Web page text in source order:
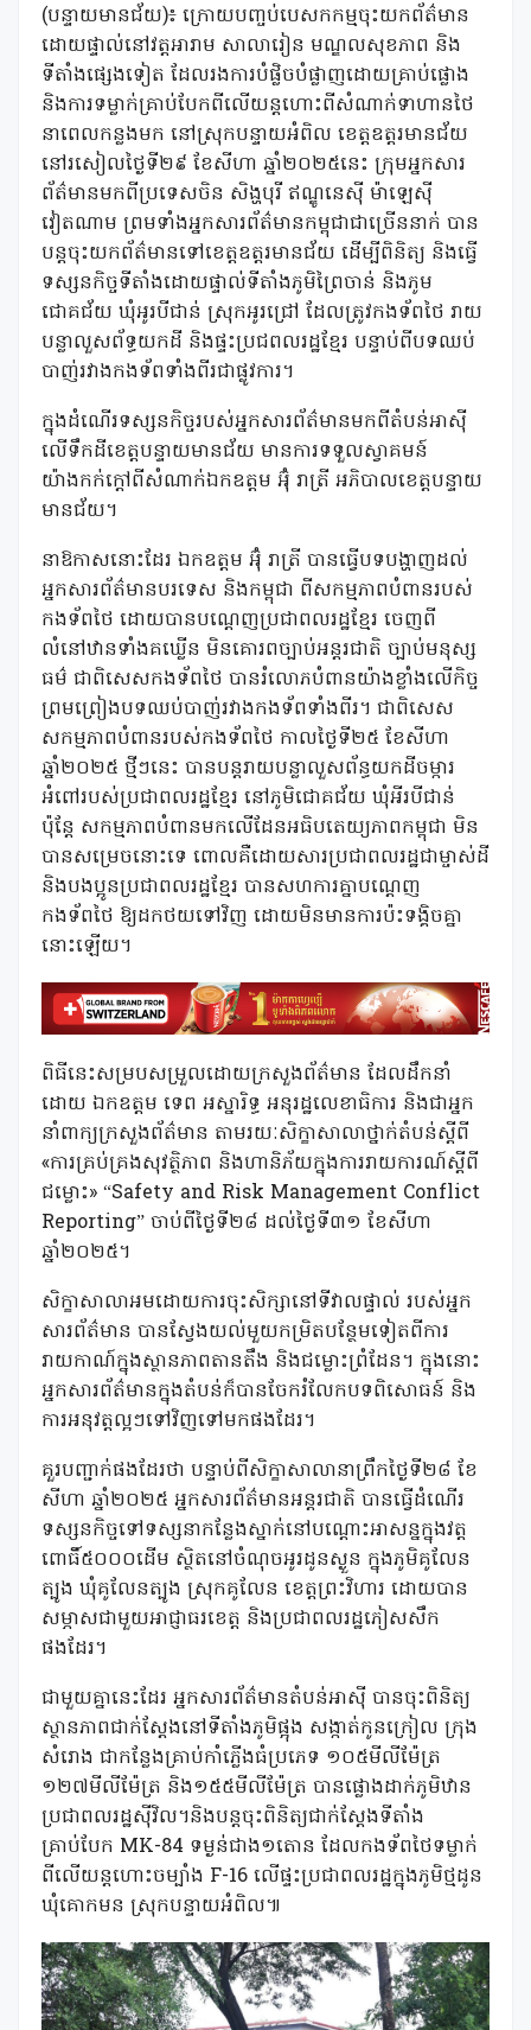
(បន្ទាយមានជ័យ)៖ ក្រោយបញ្ចប់បេសកកម្មចុះយកព័ត៌មាន
ដោយផ្ទាល់នៅវត្តអារាម សាលារៀន មណ្ឌលសុខភាព និង
ទីតាំងផ្សេងទៀត ដែលរងការបំផ្លិចបំផ្លាញដោយគ្រាប់ផ្លោង
និងការទម្លាក់គ្រាប់បែកពីលើយន្តហោះពីសំណាក់ទាហានថៃ
នាពេលកន្លងមក នៅស្រុកបន្ទាយអំពិល ខេត្តឧត្តរមានជ័យ
នៅរសៀលថ្ងៃទី២៩ ខែសីហា ឆ្នាំ២០២៥នេះ ក្រុមអ្នកសារ
ព័ត៌មានមកពីប្រទេសចិន សិង្ហបុរី ឥណ្ឌូនេស៉ី ម៉ាឡេស៉ី
វៀតណាម ព្រមទាំងអ្នកសារព័ត៌មានកម្ពុជាជាច្រើននាក់ បាន
បន្តចុះយកព័ត៌មានទៅខេត្តឧត្តរមានជ័យ ដើម្បីពិនិត្យ និងធ្វើ
ទស្សនកិច្ចទីតាំងដោយផ្ទាល់ទីតាំងភូមិព្រៃចាន់ និងភូម
ជោគជ័យ ឃុំអូរបីជាន់ ស្រុកអូរជ្រៅ ដែលត្រូវកងទ័ពថៃ រាយ
បន្លាលួសព័ទ្ធយកដី និងផ្ទះប្រជពលរដ្ឋខ្មែរ បន្ទាប់ពីបទឈប់
បាញ់រវាងកងទ័ពទាំងពីរជាផ្លូវការ។
ក្នុងដំណើរទស្សនកិច្ចរបស់អ្នកសារព័ត៌មានមកពីតំបន់អាស៉ី
លើទឹកដីខេត្តបន្ទាយមានជ័យ មានការទទួលស្វាគមន៍
យ៉ាងកក់ក្តៅពីសំណាក់ឯកឧត្តម អ៊ុំ រាត្រី អភិបាលខេត្តបន្ទាយ
មានជ័យ។
នាឱកាសនោះដែរ ឯកឧត្តម អ៊ុំ រាត្រី បានធ្វើបទបង្ហាញដល់
អ្នកសារព័ត៌មានបរទេស និងកម្ពុជា ពីសកម្មភាពបំពានរបស់
កងទ័ពថៃ ដោយបានបណ្តេញប្រជាពលរដ្ឋខ្មែរ ចេញពី
លំនៅឋានទាំងគឃ្លើន មិនគោរពច្បាប់អន្តរជាតិ ច្បាប់មនុស្ស
ធម៌ ជាពិសេសកងទ័ពថៃ បានរំលោភបំពានយ៉ាងខ្លាំងលើកិច្ច
ព្រមព្រៀងបទឈប់បាញ់រវាងកងទ័ពទាំងពីរ។ ជាពិសេស
សកម្មភាពបំពានរបស់កងទ័ពថៃ កាលថ្ងៃទី២៥ ខែសីហា
ឆ្នាំ២០២៥ ថ្មីៗនេះ បានបន្តរាយបន្លាលួសព័ន្ធយកដីចម្ការ
អំពៅរបស់ប្រជាពលរដ្ឋខ្មែរ នៅភូមិជោគជ័យ ឃុំអីរបីជាន់
ប៉ុន្តែ សកម្មភាពបំពានមកលើដែនអធិបតេយ្យភាពកម្ពុជា មិន
បានសម្រេចនោះទេ ពោលគឺដោយសារប្រជាពលរដ្ឋជាម្ចាស់ដី
និងបងប្អូនប្រជាពលរដ្ឋខ្មែរ បានសហការគ្នាបណ្តេញ
កងទ័ពថៃ ឱ្យដកថយទៅវិញ ដោយមិនមានការប៉ះទង្គិចគ្នា
នោះឡើយ។
ពិធីនេះសម្របសម្រួលដោយក្រសួងព័ត៌មាន ដែលដឹកនាំ
ដោយ ឯកឧត្តម ទេព អស្នារិទ្ធ អនុរដ្ឋលេខាធិការ និងជាអ្នក
នាំពាក្យក្រសួងព័ត៌មាន តាមរយៈសិក្ខាសាលាថ្នាក់តំបន់ស្តីពី
«ការគ្រប់គ្រងសុវត្ថិភាព និងហានិភ័យក្នុងការរាយការណ៍ស្តីពី
ជម្លោះ» “Safety and Risk Management Conflict
Reporting” ចាប់ពីថ្ងៃទី២៨ ដល់ថ្ងៃទី៣១ ខែសីហា
ឆ្នាំ២០២៥។
សិក្ខាសាលាអមដោយការចុះសិក្សានៅទីវាលផ្ទាល់ របស់អ្នក
សារព័ត៌មាន បានស្វែងយល់មួយកម្រិតបន្ថែមទៀតពីការ
រាយកាណ៍ក្នុងស្ថានភាពតានតឹង និងជម្លោះព្រំដែន។ ក្នុងនោះ
អ្នកសារព័ត៌មានក្នុងតំបន់ក៏បានចែករំលែកបទពិសោធន៍ និង
ការអនុវត្តល្អៗទៅវិញទៅមកផងដែរ។
គួរបញ្ជាក់ផងដែរថា បន្ទាប់ពីសិក្ខាសាលានាព្រឹកថ្ងៃទី២៨ ខែ
សីហា ឆ្នាំ២០២៥ អ្នកសារព័ត៌មានអន្តរជាតិ បានធ្វើដំណើរ
ទស្សនកិច្ចទៅទស្សនាកន្លែងស្នាក់នៅបណ្តោះអាសន្នក្នុងវត្ត
ពោធិ៍៥០០០ដើម ស្ថិតនៅចំណុចអូរដូនស្ងួន ក្នុងភូមិគូលែន
ត្បូង ឃុំគូលែនត្បូង ស្រុកគូលែន ខេត្តព្រះវិហារ ដោយបាន
សម្ភាសជាមួយអាជ្ញាធរខេត្ត និងប្រជាពលរដ្ឋភៀសសឹក
ផងដែរ។
ជាមួយគ្នានេះដែរ អ្នកសារព័ត៌មានតំបន់អាស៉ី បានចុះពិនិត្យ
ស្ថានភាពជាក់ស្តែងនៅទីតាំងភូមិផ្អុង សង្កាត់កូនក្រៀល ក្រុង
សំរោង ជាកន្លែងគ្រាប់កាំភ្លើងធំប្រភេទ ១០៥មីលីម៉ែត្រ
១២៧មីលីម៉ែត្រ និង១៥៥មីលីម៉ែត្រ បានផ្លោងដាក់ភូមិឋាន
ប្រជាពលរដ្ឋស៉ីវិល។និងបន្តចុះពិនិត្យជាក់ស្តែងទីតាំង
គ្រាប់បែក MK-84 ទម្ងន់ជាង១តោន ដែលកងទ័ពថៃទម្លាក់
ពីលើយន្តហោះចម្បាំង F-16 លើផ្ទះប្រជាពលរដ្ឋក្នុងភូមិថ្មដូន
ឃុំគោកមន ស្រុកបន្ទាយអំពិល៕